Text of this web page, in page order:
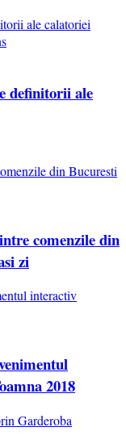
definitorii ale
comenzile din
zi
2018